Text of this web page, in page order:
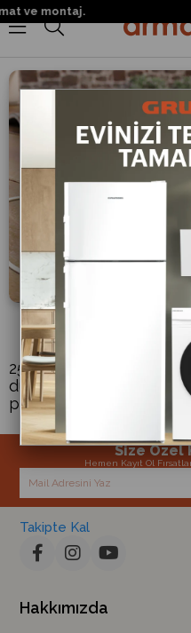
2500 mAH’lık Li-ion
duyduğunuz anlarda
powerbank rolünü
Size Özel
Hemen Kayıt Ol
Takipte Kal
Hakkımızda
ve montaj.